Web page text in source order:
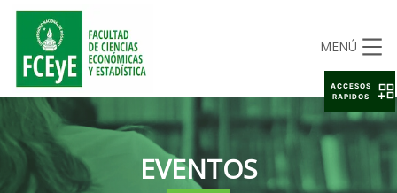
MENÚ
EVENTOS
ACCESOS
RAPIDOS